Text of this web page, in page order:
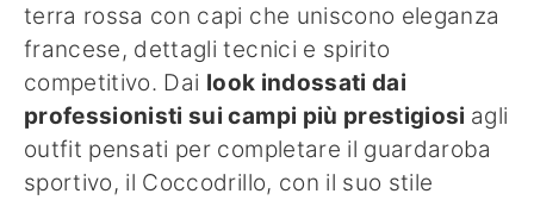
terra rossa con capi che uniscono eleganza
francese, dettagli tecnici e spirito
competitivo. Dai look indossati dai
professionisti sui campi più prestigiosi agli
outfit pensati per completare il guardaroba
sportivo, il Coccodrillo, con il suo stile